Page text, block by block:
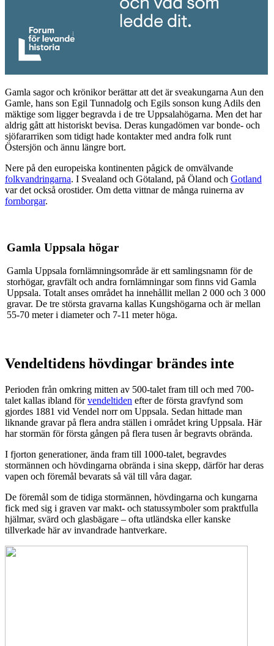
Gamla sagor och krönikor berättar att det är sveakungarna Aun den
Gamle, hans son Egil Tunnadolg och Egils sonson kung Adils den
mäktige som ligger begravda i de tre Uppsalahögarna. Men det har
aldrig gått att historiskt bevisa. Deras kungadömen var bonde- och
sjöfararriken som tidigt hade kontakter med andra folk runt
Östersjön och ännu längre bort.
Nere på den europeiska kontinenten pågick de omvälvande
folkvandringarna. I Svealand och Götaland, på Öland och Gotland
var det också orostider. Om detta vittnar de många ruinerna av
fornborgar.
Gamla Uppsala högar
Gamla Uppsala fornlämningsområde är ett samlingsnamn för de
storhögar, gravfält och andra fornlämningar som finns vid Gamla
Uppsala. Totalt anses området ha innehållit mellan 2 000 och 3 000
gravar. De tre största gravarna kallas Kungshögarna och är mellan
55-70 meter i diameter och 7-11 meter höga.
Vendeltidens hövdingar brändes inte
Perioden från omkring mitten av 500-talet fram till och med 700-
talet kallas ibland förvendeltiden efter de första gravfynd som
gjordes 1881 vid Vendel norr om Uppsala. Sedan hittade man
liknande gravar på flera andra ställen i området kring Uppsala. Här
har stormän för första gången på flera tusen år begravts obrända.
I fjorton generationer, ända fram till 1000-talet, begravdes
stormännen och hövdingarna obrända i sina skepp, därför har deras
vapen och föremål bevarats så väl till våra dagar.
De föremål som de tidiga stormännen, hövdingarna och kungarna
fick med sig i graven var makt- och statussymboler som praktfulla
hjälmar, svärd och glasbägare – ofta utländska eller kanske
tillverkade här av invandrade hantverkare.